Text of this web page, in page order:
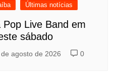
Últimas notícias
Live Band em
sábado
de agosto de 2026 0